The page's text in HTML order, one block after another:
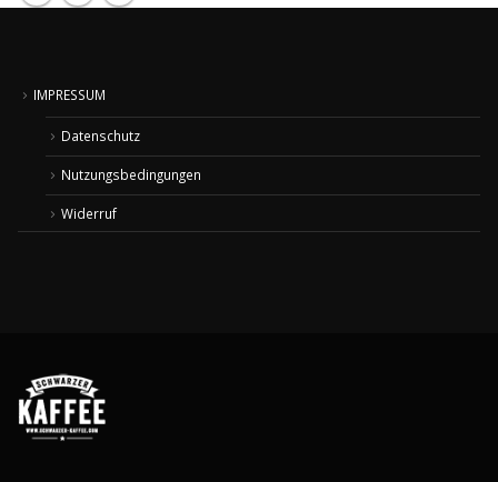
IMPRESSUM
Datenschutz
Nutzungsbedingungen
Widerruf